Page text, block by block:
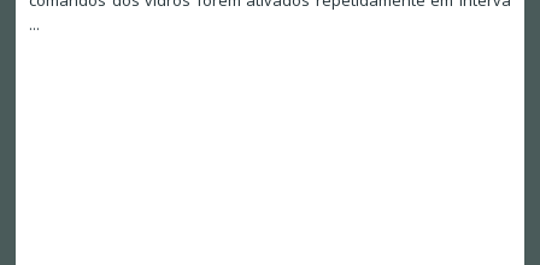
...